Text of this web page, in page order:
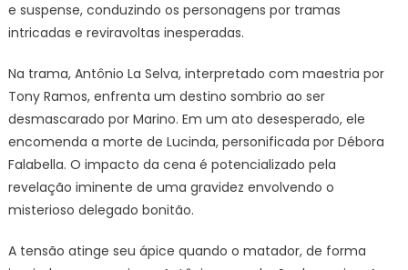
e suspense, conduzindo os personagens por tramas
intricadas e reviravoltas inesperadas.
Na trama, Antônio La Selva, interpretado com maestria por
Tony Ramos, enfrenta um destino sombrio ao ser
desmascarado por Marino. Em um ato desesperado, ele
encomenda a morte de Lucinda, personificada por Débora
Falabella. O impacto da cena é potencializado pela
revelação iminente de uma gravidez envolvendo o
misterioso delegado bonitão.
A tensão atinge seu ápice quando o matador, de forma